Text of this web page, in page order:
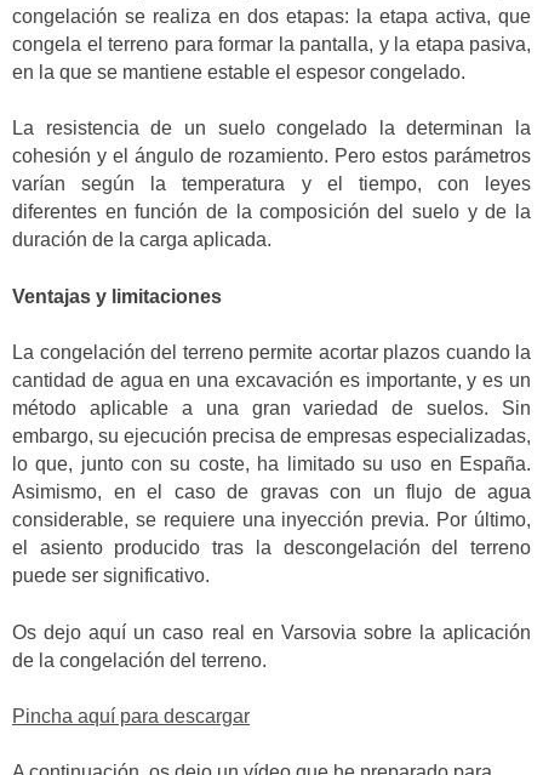
congelación se realiza en dos etapas: la etapa activa, que
congela el terreno para formar la pantalla, y la etapa pasiva,
en la que se mantiene estable el espesor congelado.
La resistencia de un suelo congelado la determinan la
cohesión y el ángulo de rozamiento. Pero estos parámetros
varían según la temperatura y el tiempo, con leyes
diferentes en función de la composición del suelo y de la
duración de la carga aplicada.
Ventajas y limitaciones
La congelación del terreno permite acortar plazos cuando la
cantidad de agua en una excavación es importante, y es un
método aplicable a una gran variedad de suelos. Sin
embargo, su ejecución precisa de empresas especializadas,
lo que, junto con su coste, ha limitado su uso en España.
Asimismo, en el caso de gravas con un flujo de agua
considerable, se requiere una inyección previa. Por último,
el asiento producido tras la descongelación del terreno
puede ser significativo.
Os dejo aquí un caso real en Varsovia sobre la aplicación
de la congelación del terreno.
Pincha aquí para descargar